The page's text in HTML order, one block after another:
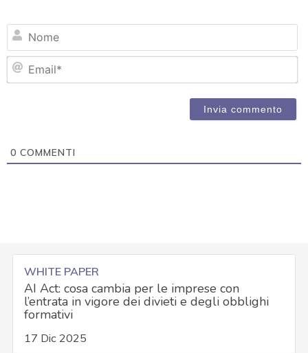
0 COMMENTI
WHITE PAPER
AI Act: cosa cambia per le imprese con
l’entrata in vigore dei divieti e degli obblighi
formativi
17 Dic 2025